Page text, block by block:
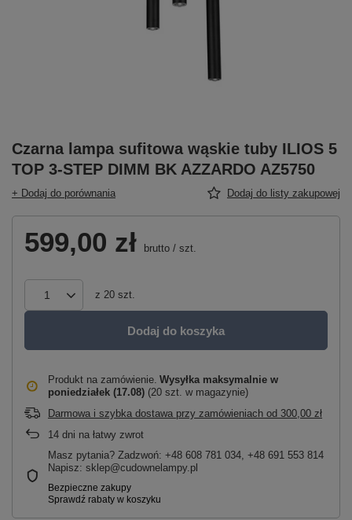
Czarna lampa sufitowa wąskie tuby ILIOS 5
TOP 3-STEP DIMM BK AZZARDO AZ5750
+ Dodaj do porównania Dodaj do listy zakupowej
599,00 zł brutto / szt.
z 20 szt.
Dodaj do koszyka
Produkt na zamówienie Wysyłka maksymalnie w
poniedziałek (17.08) (20 szt. w magazynie)
Darmowa i szybka dostawa przy zamówieniach od 300,00 zł
14 dni na łatwy zwrot
Masz pytania? Zadzwoń: +48 608 781 034, +48 691 553 814
Napisz: sklep@cudownelampy.pl